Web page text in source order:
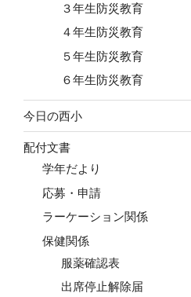
３年生防災教育
４年生防災教育
５年生防災教育
６年生防災教育
今日の西小
配付文書
学年だより
応募・申請
ラーケーション関係
保健関係
服薬確認表
出席停止解除届